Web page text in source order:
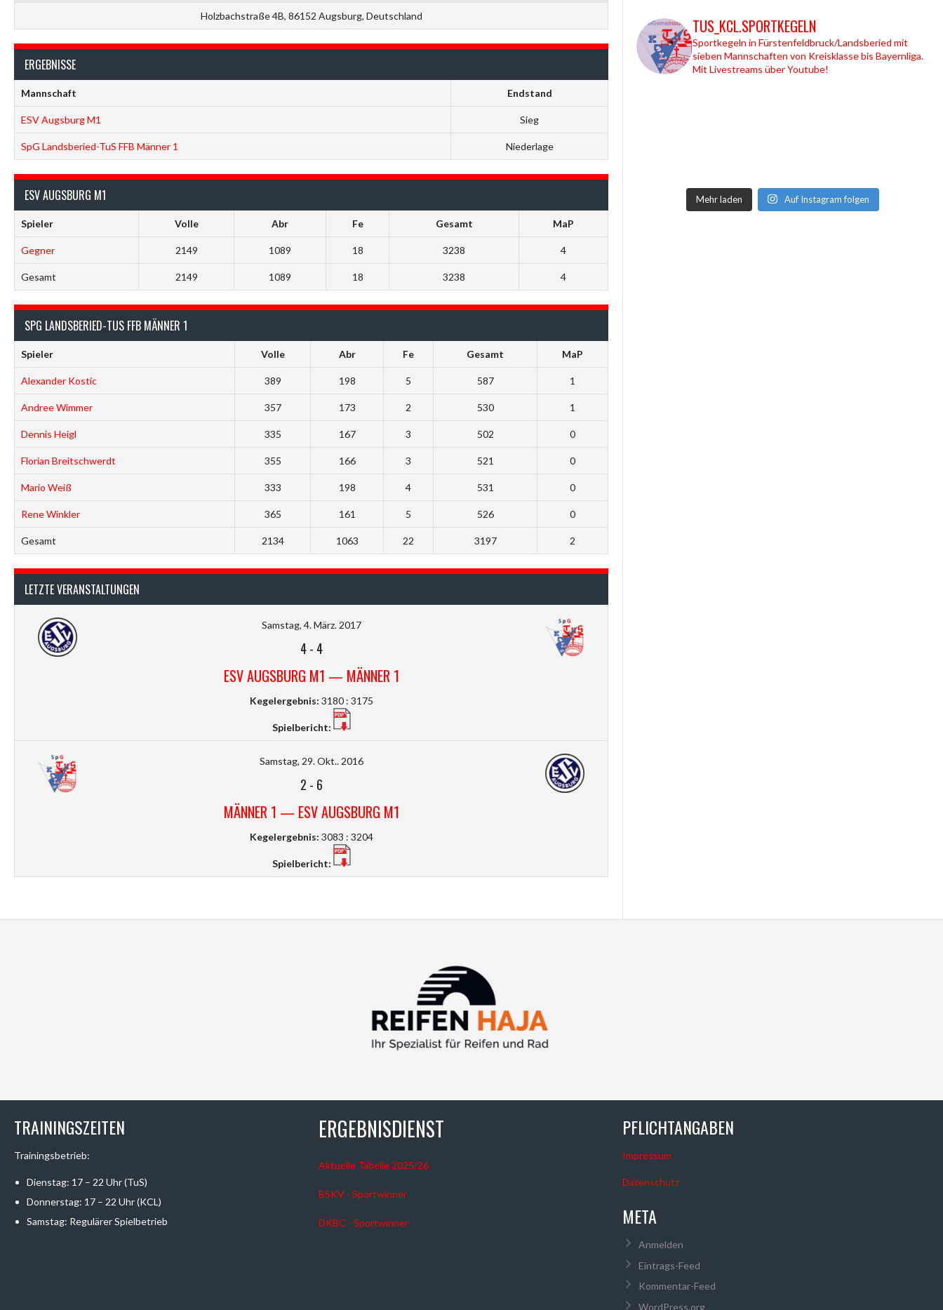
Holzbachstraße 4B, 86152 Augsburg, Deutschland
ERGEBNISSE
Mannschaft Endstand
ESV Augsburg M1 Sieg
SpG Landsberied-TuS FFB Männer 1 Niederlage
ESV AUGSBURG M1
Spieler Volle Abr Fe Gesamt MaP
Gegner 2149 1089 18 3238 4
Gesamt 2149 1089 18 3238 4
SPG LANDSBERIED-TUS FFB MÄNNER 1
Spieler Volle Abr Fe Gesamt MaP
Alexander Kostic 389 198 5 587 1
Andree Wimmer 357 173 2 530 1
Dennis Heigl 335 167 3 502 0
Florian Breitschwerdt 355 166 3 521 0
Mario Weiß 333 198 4 531 0
Rene Winkler 365 161 5 526 0
Gesamt 2134 1063 22 3197 2
LETZTE VERANSTALTUNGEN
Samstag, 4. März. 2017
4- 4
ESV AUGSBURG M1 — MÄNNER 1
Kegelergebnis: 3180 : 3175
Spielbericht:
Samstag, 29. Okt.. 2016
2 - 6
MÄNNER 1 — ESV AUGSBURG M1
Kegelergebnis: 3083 : 3204
Spielbericht:
TUS_KCL.SPORTKEGELN
Sportkegeln in Fürstenfeldbruck/Landsberied mit
sieben Mannschaften von Kreisklasse bis Bayernliga.
Mit Livestreams über Youtube!
Mehr laden Auf Instagram folgen
TRAININGSZEITEN
Trainingsbetrieb:
Dienstag: 17 – 22 Uhr (TuS)
Donnerstag: 17 – 22 Uhr (KCL)
Samstag: Regulärer Spielbetrieb
ERGEBNISDIENST
Aktuelle Tabelle 2025/26
BSKV - Sportwinner
DKBC - Sportwinner
PFLICHTANGABEN
Impressum
Datenschutz
META
Anmelden
Eintrags-Feed
Kommentar-Feed
WordPress.org